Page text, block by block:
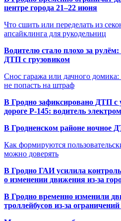
центре города 21–22 июня
Что сшить или переделать из
апсайклинга для рукодельниц
Водителю стало плохо за
ДТП с грузовиком
Снос гаража или дачного домика:
не попасть на штраф
В Гродно зафиксировано ДТП с
дороге Р-145: водитель
В Гродненском районе ночное
Как формируются
можно доверять
В Гродно ГАИ усилила
о изменении движения из-за
В Гродно временно изменили
троллейбусов из-за